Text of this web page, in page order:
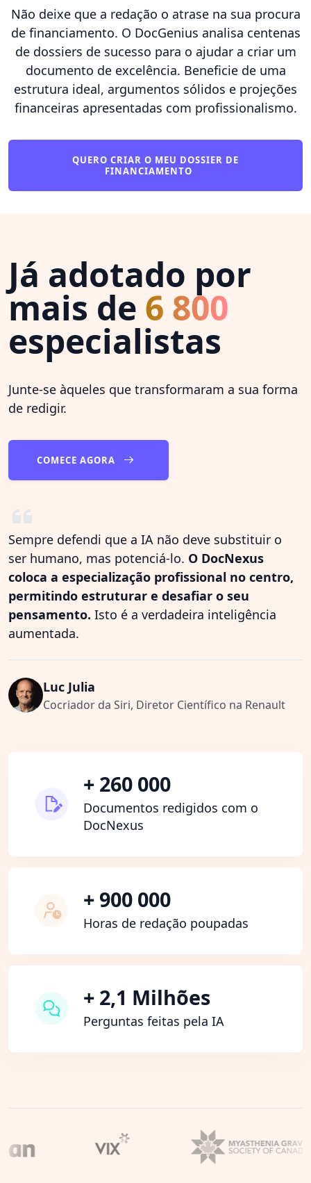
Não deixe que a redação o atrase na sua procura
de financiamento. O DocGenius analisa centenas
de dossiers de sucesso para o ajudar a criar um
documento de excelência. Beneficie de uma
estrutura ideal, argumentos sólidos e projeções
financeiras apresentadas com profissionalismo.
QUERO CRIAR O MEU DOSSIER DE
FINANCIAMENTO
Já adotado por
mais de 6 800
especialistas
Junte-se àqueles que transformaram a sua forma
de redigir.
COMECE AGORA
Sempre defendi que a IA não deve substituir o
ser humano, mas potenciá-lo. O DocNexus
coloca a especialização profissional no centro,
permitindo estruturar e desafiar o seu
pensamento. Isto é a verdadeira inteligência
aumentada.
Luc Julia
Cocriador da Siri, Diretor Científico na Renault
+ 260 000
Documentos redigidos com o
DocNexus
+ 900 000
Horas de redação poupadas
+ 2,1 Milhões
Perguntas feitas pela IA